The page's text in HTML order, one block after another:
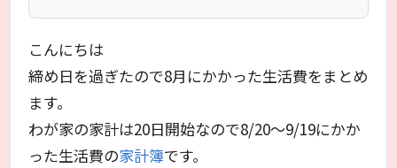
こんにちは
締め日を過ぎたので8月にかかった生活費をまとめ
ます。
わが家の家計は20日開始なので8/20～9/19にかか
った生活費の家計簿です。